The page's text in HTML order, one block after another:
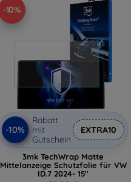
-10%
-10%
Rabatt
mit
Gutschein
EXTRA10
3mk TechWrap Matte
Mittelanzeige Schutzfolie für VW
ID.7 2024- 15"